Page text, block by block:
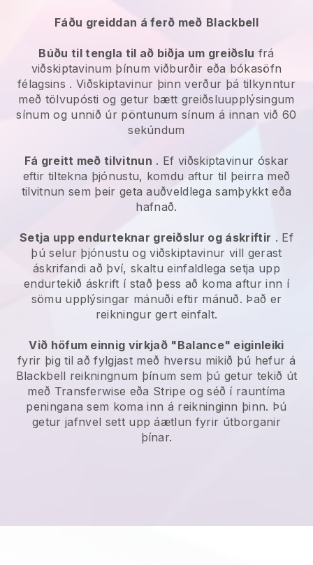
Fáðu greiddan á ferð með Blackbell
Búðu til tengla til að biðja um greiðslu frá
viðskiptavinum þínumviðburðir eða bókasöfn
félagsins . Viðskiptavinur þinn verður þá tilkynntur
með tölvupósti og getur bætt greiðsluupplýsingum
sínum og unnið úr pöntunum sínum á innan við 60
sekúndum
Fá greitt með tilvitnun . Ef viðskiptavinur óskar
eftir tiltekna þjónustu, komdu aftur til þeirra með
tilvitnun sem þeir geta auðveldlega samþykkt eða
hafnað.
Setja upp endurteknar greiðslur og áskriftir . Ef
þú selur þjónustu og viðskiptavinur vill gerast
áskrifandi að því, skaltu einfaldlega setja upp
endurtekið áskrift í stað þess að koma aftur inn í
sömu upplýsingar mánuði eftir mánuð. Það er
reikningur gert einfalt.
Við höfum einnig virkjað "Balance" eiginleiki
fyrir þig til að fylgjast með hversu mikið þú hefur á
Blackbell reikningnum þínum sem þú getur tekið út
með Transferwise eða Stripe og séð í rauntíma
peningana sem koma inn á reikninginn þinn. Þú
getur jafnvel sett upp áætlun fyrir útborganir
þínar.